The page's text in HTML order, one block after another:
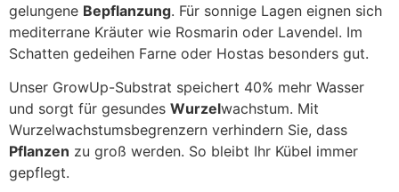
gelungene Bepflanzung. Für sonnige Lagen eignen sich
mediterrane Kräuter wie Rosmarin oder Lavendel. Im
Schatten gedeihen Farne oder Hostas besonders gut.
Unser GrowUp-Substrat speichert 40% mehr Wasser
und sorgt für gesundes Wurzelwachstum. Mit
Wurzelwachstumsbegrenzern verhindern Sie, dass
Pflanzen zu groß werden. So bleibt Ihr Kübel immer
gepflegt.